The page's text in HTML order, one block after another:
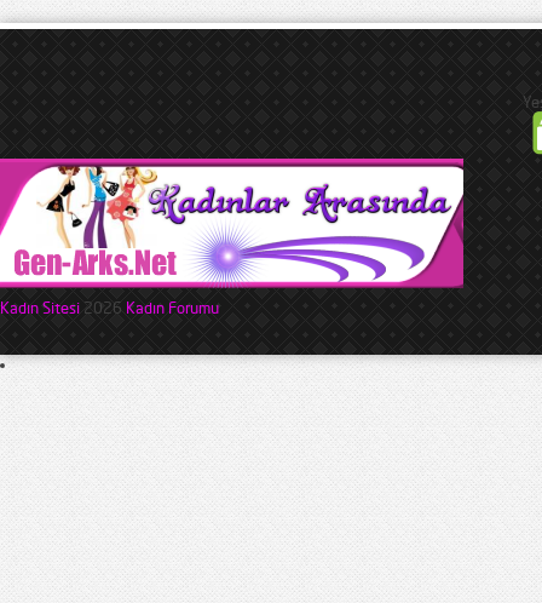
Kadın Sitesi 2026 Kadın Forumu